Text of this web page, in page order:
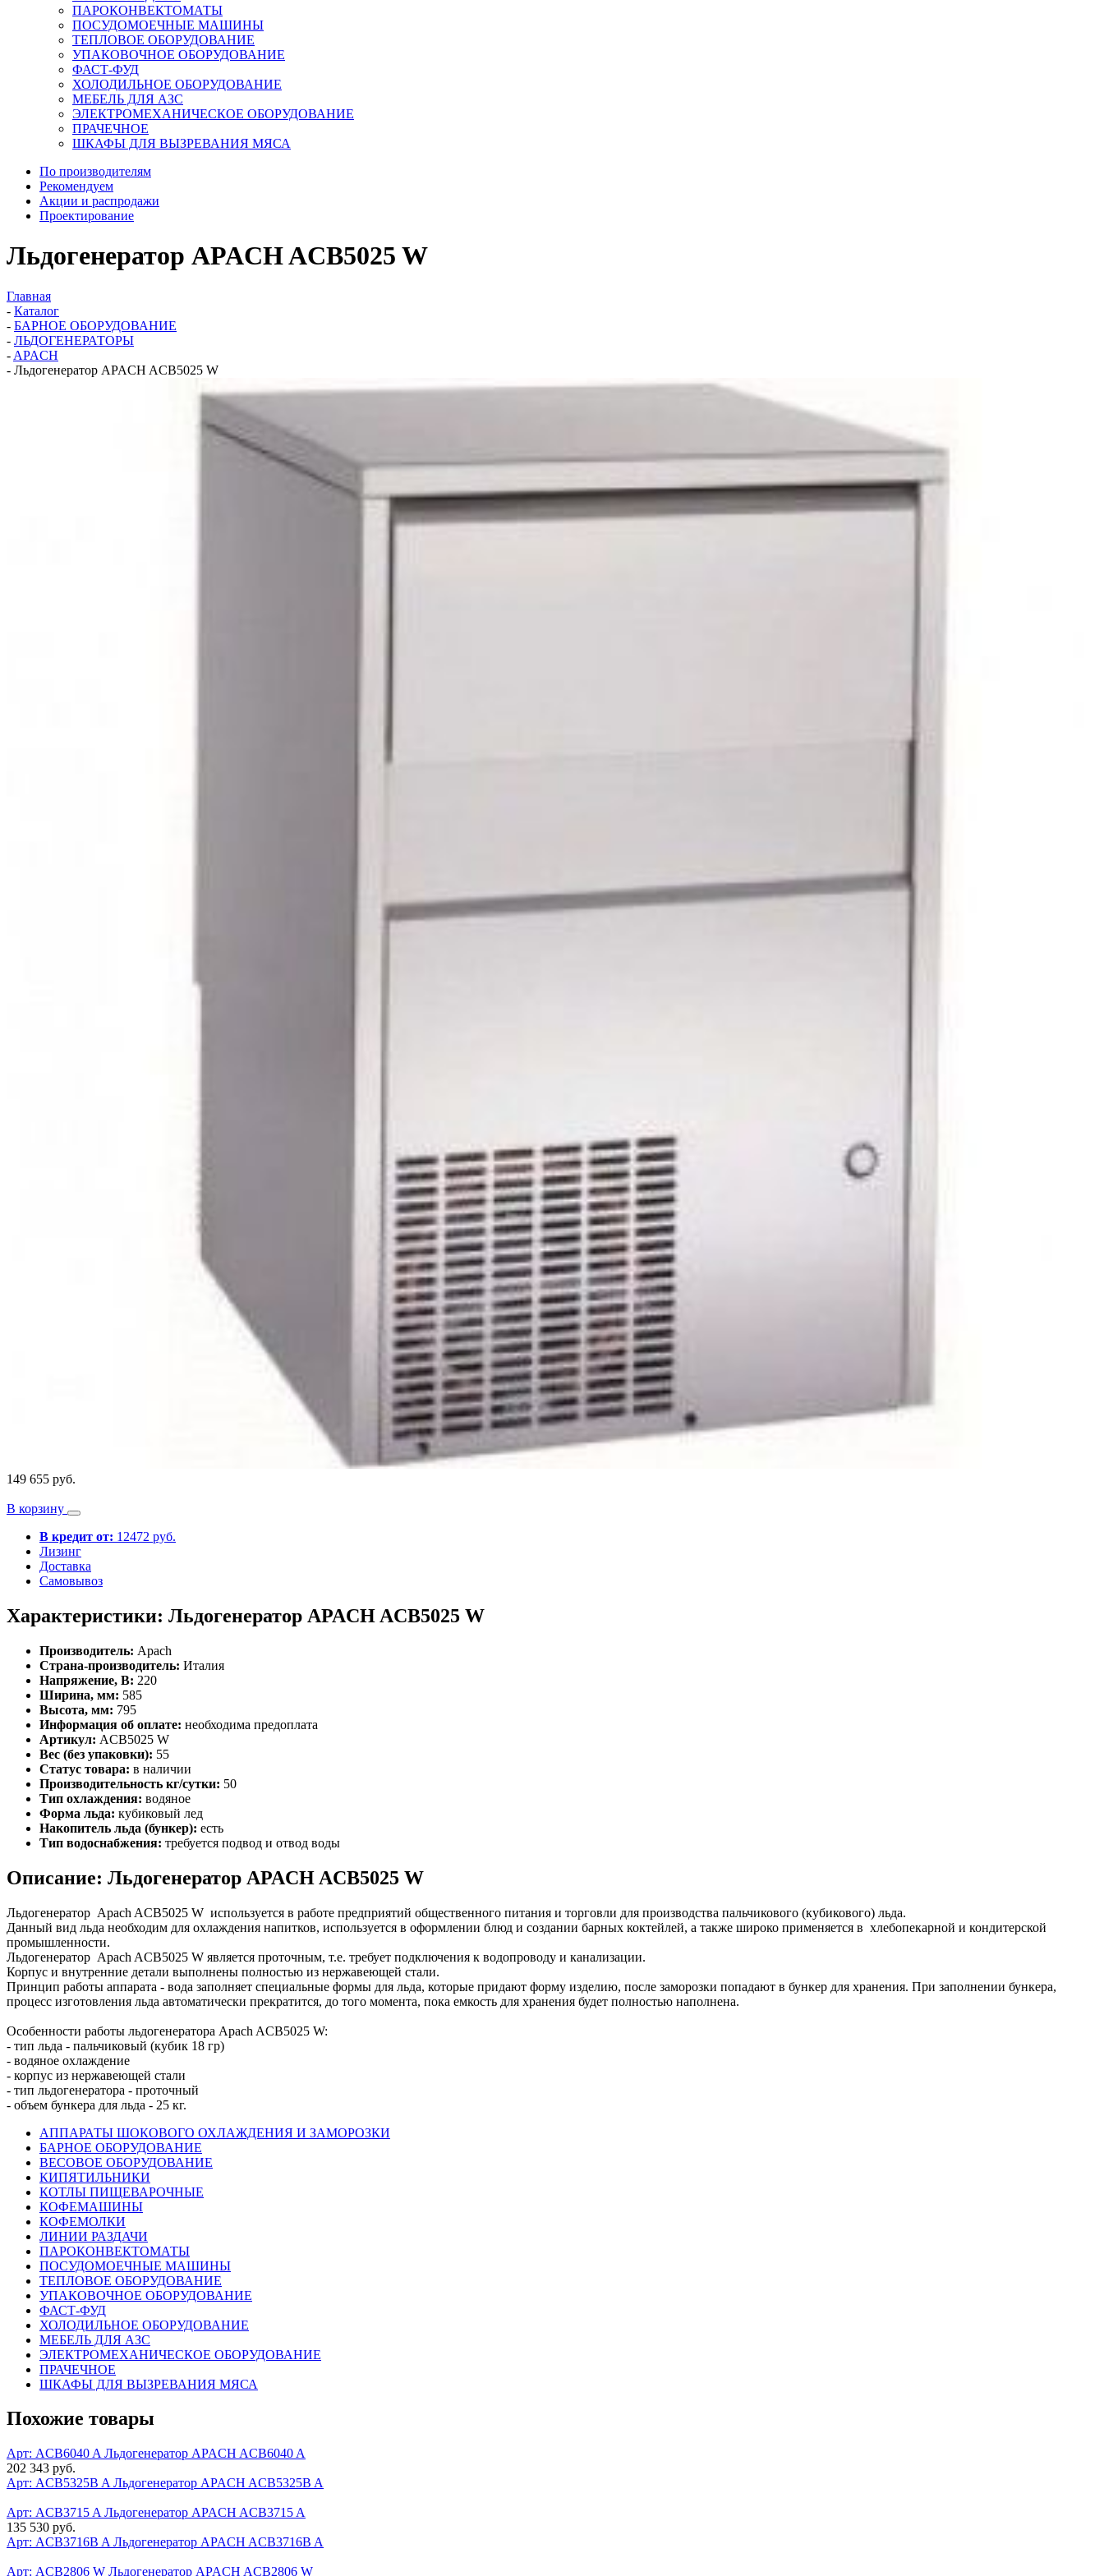
ПАРОКОНВЕКТОМАТЫ
ПОСУДОМОЕЧНЫЕ МАШИНЫ
ТЕПЛОВОЕ ОБОРУДОВАНИЕ
УПАКОВОЧНОЕ ОБОРУДОВАНИЕ
ФАСТ-ФУД
ХОЛОДИЛЬНОЕ ОБОРУДОВАНИЕ
МЕБЕЛЬ ДЛЯ АЗС
ЭЛЕКТРОМЕХАНИЧЕСКОЕ ОБОРУДОВАНИЕ
ПРАЧЕЧНОЕ
ШКАФЫ ДЛЯ ВЫЗРЕВАНИЯ МЯСА
По производителям
Рекомендуем
Акции и распродажи
Проектирование
Льдогенератор APACH ACB5025 W
Главная
- Каталог
- БАРНОЕ ОБОРУДОВАНИЕ
- ЛЬДОГЕНЕРАТОРЫ
- APACH
- Льдогенератор APACH ACB5025 W
149 655 руб.
В корзину
В кредит от: 12472 руб.
Лизинг
Доставка
Самовывоз
Характеристики: Льдогенератор APACH ACB5025 W
Производитель: Apach
Страна-производитель: Италия
Напряжение, В: 220
Ширина, мм: 585
Высота, мм: 795
Информация об оплате: необходима предоплата
Артикул: ACB5025 W
Вес (без упаковки): 55
Статус товара: в наличии
Производительность кг/сутки: 50
Тип охлаждения: водяное
Форма льда: кубиковый лед
Накопитель льда (бункер): есть
Тип водоснабжения: требуется подвод и отвод воды
Описание: Льдогенератор APACH ACB5025 W
Льдогенератор Apach ACB5025 W используется в работе предприятий общественного питания и торговли для производства пальчикового (кубикового) льда.
Данный вид льда необходим для охлаждения напитков, используется в оформлении блюд и создании барных коктейлей, а также широко применяется в хлебопекарной и кондитерской
промышленности.
Льдогенератор Apach ACB5025 W является проточным, т.е. требует подключения к водопроводу и канализации.
Корпус и внутренние детали выполнены полностью из нержавеющей стали.
Принцип работы аппарата - вода заполняет специальные формы для льда, которые придают форму изделию, после заморозки попадают в бункер для хранения. При заполнении бункера,
процесс изготовления льда автоматически прекратится, до того момента, пока емкость для хранения будет полностью наполнена.
Особенности работы льдогенератора Apach ACB5025 W:
- тип льда - пальчиковый (кубик 18 гр)
- водяное охлаждение
- корпус из нержавеющей стали
- тип льдогенератора - проточный
- объем бункера для льда - 25 кг.
АППАРАТЫ ШОКОВОГО ОХЛАЖДЕНИЯ И ЗАМОРОЗКИ
БАРНОЕ ОБОРУДОВАНИЕ
ВЕСОВОЕ ОБОРУДОВАНИЕ
КИПЯТИЛЬНИКИ
КОТЛЫ ПИЩЕВАРОЧНЫЕ
КОФЕМАШИНЫ
КОФЕМОЛКИ
ЛИНИИ РАЗДАЧИ
ПАРОКОНВЕКТОМАТЫ
ПОСУДОМОЕЧНЫЕ МАШИНЫ
ТЕПЛОВОЕ ОБОРУДОВАНИЕ
УПАКОВОЧНОЕ ОБОРУДОВАНИЕ
ФАСТ-ФУД
ХОЛОДИЛЬНОЕ ОБОРУДОВАНИЕ
МЕБЕЛЬ ДЛЯ АЗС
ЭЛЕКТРОМЕХАНИЧЕСКОЕ ОБОРУДОВАНИЕ
ПРАЧЕЧНОЕ
ШКАФЫ ДЛЯ ВЫЗРЕВАНИЯ МЯСА
Похожие товары
Арт: ACB6040 A Льдогенератор APACH ACB6040 A
202 343 руб.
Арт: ACB5325B A Льдогенератор APACH ACB5325B A
Арт: ACB3715 A Льдогенератор APACH ACB3715 A
135 530 руб.
Арт: ACB3716B A Льдогенератор APACH ACB3716B A
Арт: ACB2806 W Льдогенератор APACH ACB2806 W